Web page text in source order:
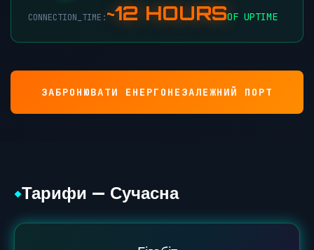
CONNECTION_TIME:~12 HOURSOF UPTIME
ЗАБРОНЮВАТИ ЕНЕРГОНЕЗАЛЕЖНИЙ ПОРТ
◆Тарифи — Сучасна